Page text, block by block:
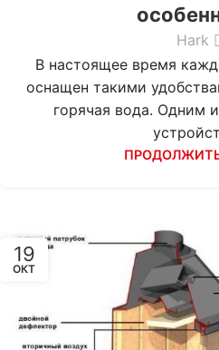
Hark
В настоящее время
оснащен такими
горячая вода. Одним
19
ОКТ